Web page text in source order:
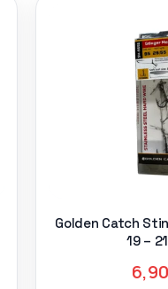
Golden Catch
19 –
6,90